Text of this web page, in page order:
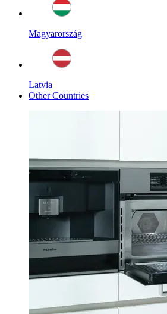
Magyarország
Latvia
Other Countries